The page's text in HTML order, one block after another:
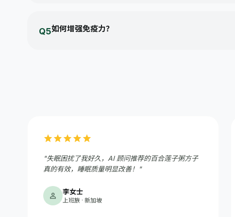
Q5如何增强免疫力？
starstarstarstarstar
"失眠困扰了我好久，AI 顾问推荐的百合莲子粥方子
真的有效，睡眠质量明显改善！"
person 李女士
上班族 · 新加坡